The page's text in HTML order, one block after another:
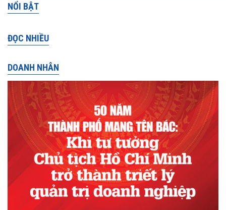
NỔI BẬT
ĐỌC NHIỀU
DOANH NHÂN